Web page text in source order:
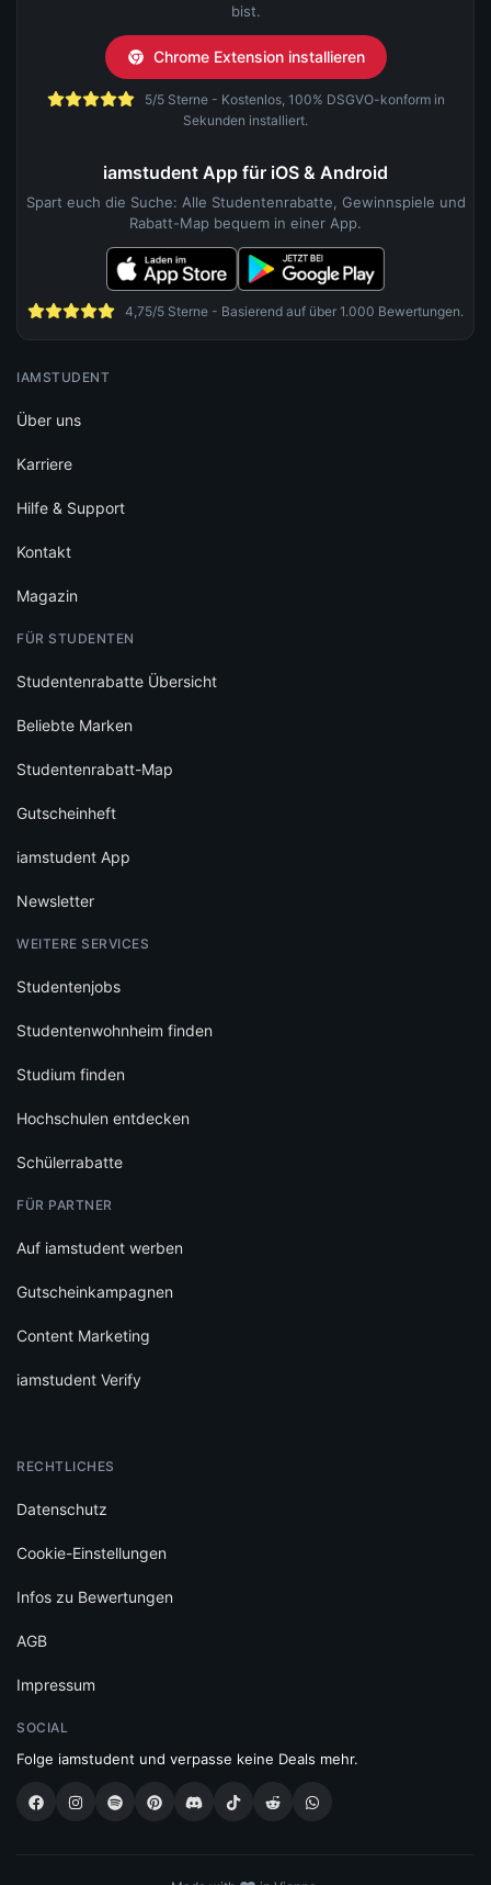
bist.
Chrome Extension installieren
5/5 Sterne - Kostenlos, 100% DSGVO-konform in
Sekunden installiert.
iamstudent App für iOS & Android
Spart euch die Suche: Alle Studentenrabatte, Gewinnspiele und
Rabatt-Map bequem in einer App.
4,75/5 Sterne - Basierend auf über 1.000 Bewertungen.
IAMSTUDENT
Über uns
Karriere
Hilfe & Support
Kontakt
Magazin
FÜR STUDENTEN
Studentenrabatte Übersicht
Beliebte Marken
Studentenrabatt-Map
Gutscheinheft
iamstudent App
Newsletter
WEITERE SERVICES
Studentenjobs
Studentenwohnheim finden
Studium finden
Hochschulen entdecken
Schülerrabatte
FÜR PARTNER
Auf iamstudent werben
Gutscheinkampagnen
Content Marketing
iamstudent Verify
RECHTLICHES
Datenschutz
Cookie-Einstellungen
Infos zu Bewertungen
AGB
Impressum
SOCIAL
Folge iamstudent und verpasse keine Deals mehr.